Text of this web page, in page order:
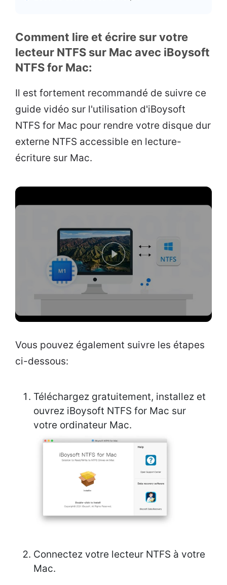
Comment lire et écrire sur votre
lecteur NTFS sur Mac avec iBoysoft
NTFS for Mac:
Il est fortement recommandé de suivre ce
guide vidéo sur l'utilisation d'iBoysoft
NTFS for Mac pour rendre votre disque dur
externe NTFS accessible en lecture-
écriture sur Mac.
Vous pouvez également suivre les étapes
ci-dessous:
Téléchargez gratuitement, installez et
ouvrez iBoysoft NTFS for Mac sur
votre ordinateur Mac.
Connectez votre lecteur NTFS à votre
Mac.